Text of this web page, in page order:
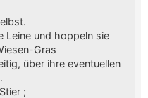
Leine und hoppeln sie
Gras
über ihre eventuellen
;